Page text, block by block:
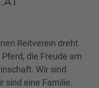
Reitverein dreht
die Freude am
Wir sind
sind eine Familie.